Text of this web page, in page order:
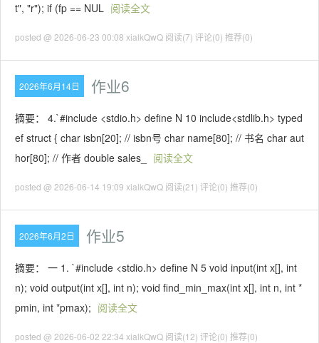
t", "r"); if (fp == NUL 阅读全文
posted @ 2026-06-23 00:08 xialkQwQ 阅读(7) 评论(0) 推荐(0)
2026年6月14日 作业6
摘要： 4.`#include <stdio.h> define N 10 include<stdlib.h> typed
ef struct { char isbn[20]; // isbn号 char name[80]; // 书名 char aut
hor[80]; // 作者 double sales_
阅读全文
posted @ 2026-06-14 19:09 xialkQwQ 阅读(21) 评论(0) 推荐(0)
2026年6月2日 作业5
摘要： 一 1. `#include <stdio.h> define N 5 void input(int x[], int
n); void output(int x[], int n); void find_min_max(int x[], int n, int *
pmin, int *pmax); 阅读全文
posted @ 2026-06-02 22:34 xialkQwQ 阅读(12) 评论(0) 推荐(0)